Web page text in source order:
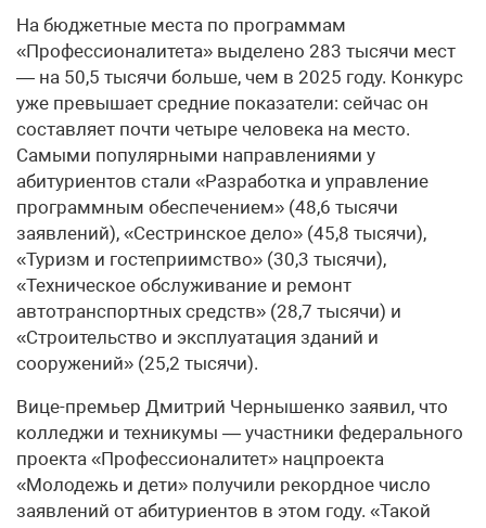
На бюджетные места по программам
«Профессионалитета» выделено 283 тысячи мест
— на 50,5 тысячи больше, чем в 2025 году. Конкурс
уже превышает средние показатели: сейчас он
составляет почти четыре человека на место.
Самыми популярными направлениями у
абитуриентов стали «Разработка и управление
программным обеспечением» (48,6 тысячи
заявлений), «Сестринское дело» (45,8 тысячи),
«Туризм и гостеприимство» (30,3 тысячи),
«Техническое обслуживание и ремонт
автотранспортных средств» (28,7 тысячи) и
«Строительство и эксплуатация зданий и
сооружений» (25,2 тысячи).
Вице-премьер Дмитрий Чернышенко заявил, что
колледжи и техникумы — участники федерального
проекта «Профессионалитет» нацпроекта
«Молодежь и дети» получили рекордное число
заявлений от абитуриентов в этом году. «Такой